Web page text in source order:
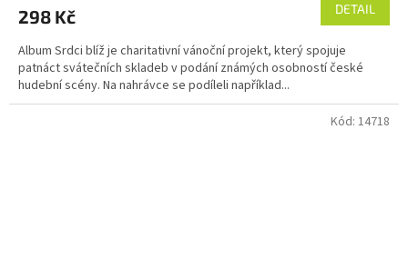
298 Kč DETAIL
Album Srdci blíž je charitativní vánoční projekt, který spojuje
patnáct svátečních skladeb v podání známých osobností české
hudební scény. Na nahrávce se podíleli například...
Kód: 14718